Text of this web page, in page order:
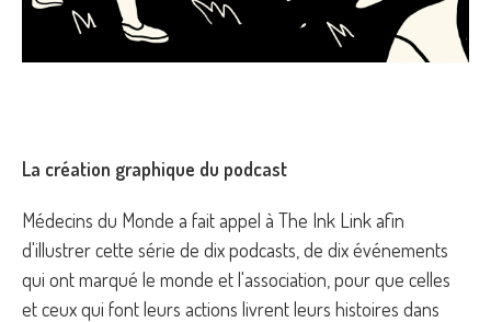
La création graphique du podcast
Médecins du Monde a fait appel à The Ink Link afin
d'illustrer cette série de dix podcasts, de dix événements
qui ont marqué le monde et l'association, pour que celles
et ceux qui font leurs actions livrent leurs histoires dans